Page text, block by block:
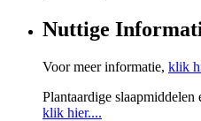
Nuttige
Voor meer informatie, klik
Plantaardige slaapmiddelen
klik hier....